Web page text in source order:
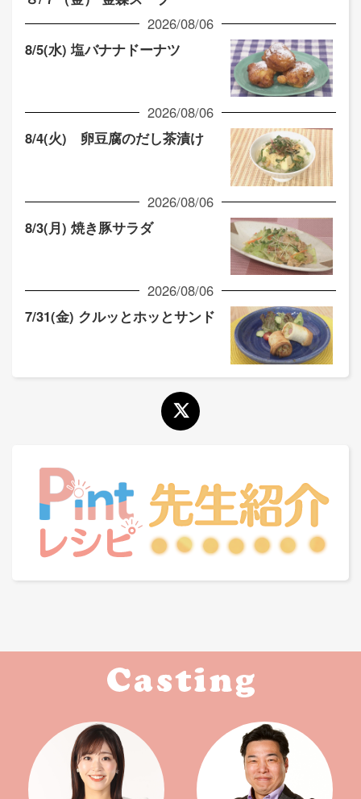
2026/08/06
8/5(水) 塩バナナドーナツ
2026/08/06
8/4(火) 卵豆腐のだし茶漬け
2026/08/06
8/3(月) 焼き豚サラダ
2026/08/06
7/31(金) クルッとホッとサンド